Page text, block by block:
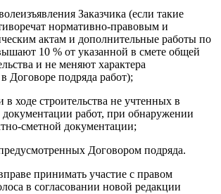
Заказчика (если такие
нормативно-правовым и
актам и дополнительные работы по
10 % от указанной в смете общей
и не меняют характера
Договоре подряда работ);
ходе строительства не учтенных в
работ, при обнаружении
сметной документации;
Договором подряда.
принимать участие с правом
в согласовании новой редакции